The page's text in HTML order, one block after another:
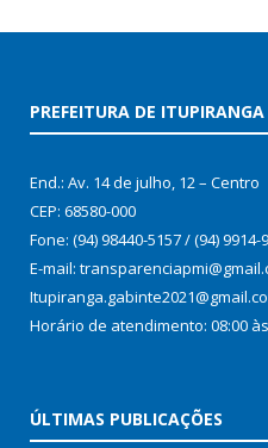
PREFEITURA DE ITUPIRANGA
End.: Av. 14 de julho, 12 – Centro
CEP: 68580-000
Fone: (94) 98440-5157 / (94) 9914-
E-mail:
Horário de atendimento: 08:00
ÚLTIMAS PUBLICAÇÕES